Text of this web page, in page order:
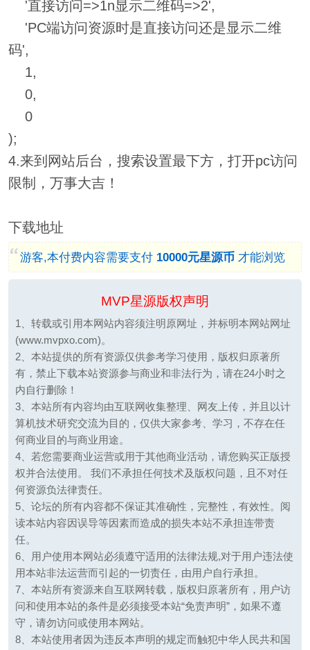
'直接访问=>1n显示二维码=>2',
'PC端访问资源时是直接访问还是显示二维
码',
1,
0,
0
);
4.来到网站后台，搜索设置最下方，打开pc访问
限制，万事大吉！
下载地址
游客,本付费内容需要支付 10000元星源币才能浏览
MVP星源版权声明
1、转载或引用本网站内容须注明原网址，并标明本网站网址
(www.mvpxo.com)。
2、本站提供的所有资源仅供参考学习使用，版权归原著所
有，禁止下载本站资源参与商业和非法行为，请在24小时之
内自行删除！
3、本站所有内容均由互联网收集整理、网友上传，并且以计
算机技术研究交流为目的，仅供大家参考、学习，不存在任
何商业目的与商业用途。
4、若您需要商业运营或用于其他商业活动，请您购买正版授
权并合法使用。 我们不承担任何技术及版权问题，且不对任
何资源负法律责任。
5、论坛的所有内容都不保证其准确性，完整性，有效性。阅
读本站内容因误导等因素而造成的损失本站不承担连带责
任。
6、用户使用本网站必须遵守适用的法律法规,对于用户违法使
用本站非法运营而引起的一切责任，由用户自行承担。
7、本站所有资源来自互联网转载，版权归原著所有，用户访
问和使用本站的条件是必须接受本站“免责声明”，如果不遵
守，请勿访问或使用本网站。
8、本站使用者因为违反本声明的规定而触犯中华人民共和国